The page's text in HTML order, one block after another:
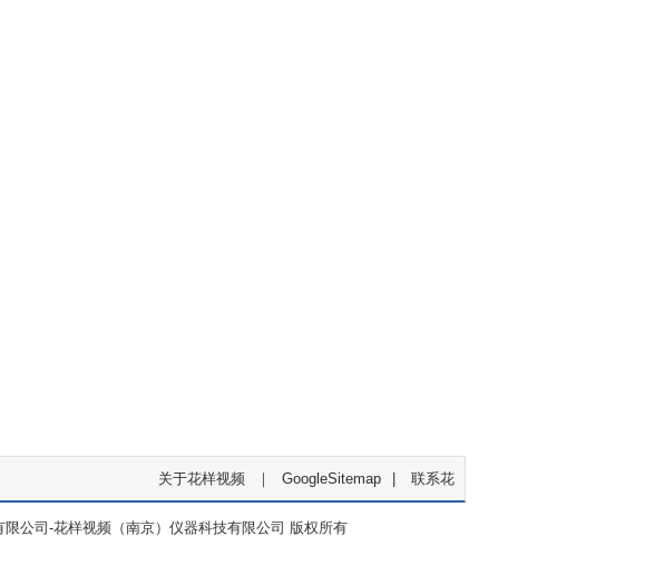
关于花样视频 ｜ GoogleSitemap 联系花
公司-花样视频（南京）仪器科技有限公司 版权所有